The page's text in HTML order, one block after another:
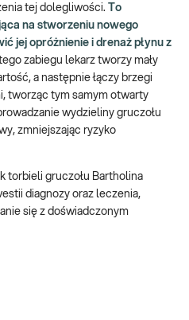
tej dolegliwości.
To
na stworzeniu nowego
jej opróżnienie i drenaż płynu z
zabiegu lekarz tworzy mały
a następnie łączy brzegi
tworząc tym samym otwarty
wydzieliny gruczołu
zmniejszając ryzyko
torbieli gruczołu Bartholina
diagnozy oraz leczenia,
się z doświadczonym